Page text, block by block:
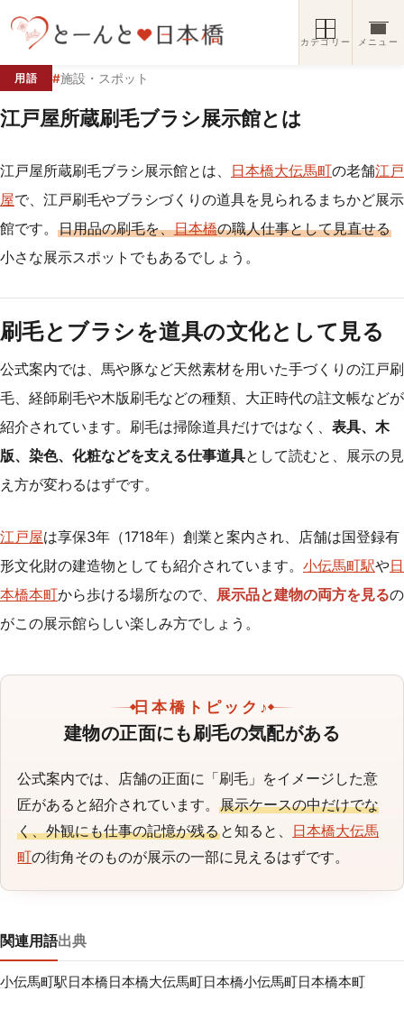
カテゴリー メニュー
用語 #施設・スポット
江戸屋所蔵刷毛ブラシ展示館とは
江戸屋所蔵刷毛ブラシ展示館とは、 日本橋大伝馬町の老舗江戸
屋で、江戸刷毛やブラシづくりの道具を見られるまちかど展示
館です。 日用品の刷毛を、日本橋の職人仕事として見直せる
小さな展示スポットでもあるでしょう。
刷毛とブラシを道具の文化として見る
公式案内では、馬や豚など天然素材を用いた手づくりの江戸刷
毛、経師刷毛や木版刷毛などの種類、大正時代の註文帳などが
紹介されています。刷毛は掃除道具だけではなく、 表具、木
版、染色、化粧などを支える仕事道具として読むと、展示の見
え方が変わるはずです。
江戸屋は享保3年（1718年）創業と案内され、店舗は国登録有
形文化財の建造物としても紹介されています。 小伝馬町駅や日
本橋本町から歩ける場所なので、 展示品と建物の両方を見るの
がこの展示館らしい楽しみ方でしょう。
日本橋トピック♪
建物の正面にも刷毛の気配がある
公式案内では、店舗の正面に「刷毛」をイメージした意
匠があると紹介されています。展示ケースの中だけでな
く、外観にも仕事の記憶が残ると知ると、 日本橋大伝馬
町の街角そのものが展示の一部に見えるはずです。
関連用語出典
小伝馬町駅日本橋日本橋大伝馬町日本橋小伝馬町日本橋本町